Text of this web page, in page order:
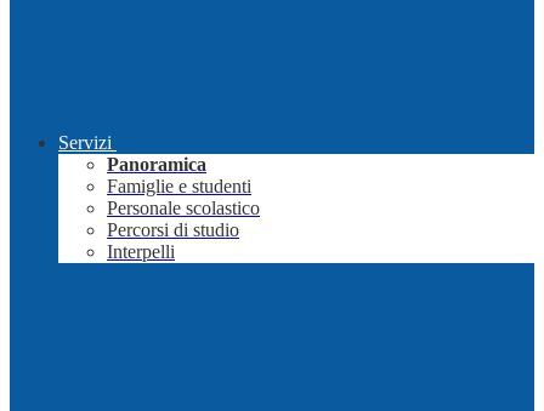
Servizi
Panoramica
Famiglie e studenti
Personale scolastico
Percorsi di studio
Interpelli